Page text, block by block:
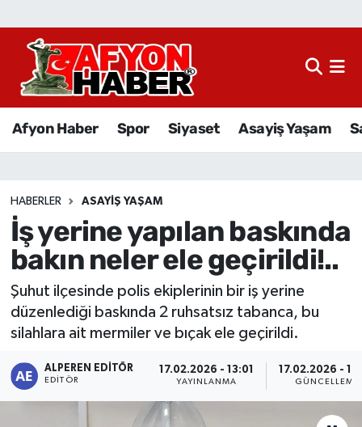
Afyon Haber Spor Siyaset Asayiş Yaşam
HABERLER ASAYIŞ YAŞAM
İş yerine yapılan baskında
bakın neler ele geçirildi!..
Şuhut ilçesinde polis ekiplerinin bir iş yerine
düzenlediği baskında 2 ruhsatsız tabanca, bu
silahlara ait mermiler ve bıçak ele geçirildi.
ALPEREN EDITÖR
EDITÖR
17.02.2026 - 13:01
YAYINLANMA
17.02.2026 -
GÜNCELLEME
Afyon Haber
Sağlık
Eğitim
Sivil Toplum